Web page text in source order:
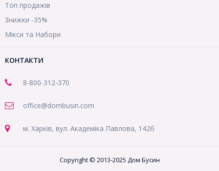
Топ продажів
Знижки -35%
Мікси та Набори
КОНТАКТИ
8-800-312-370
office@dombusin.com
м. Харків, вул. Академіка Павлова, 142б
Copyright © 2013-2025 Дом Бусин